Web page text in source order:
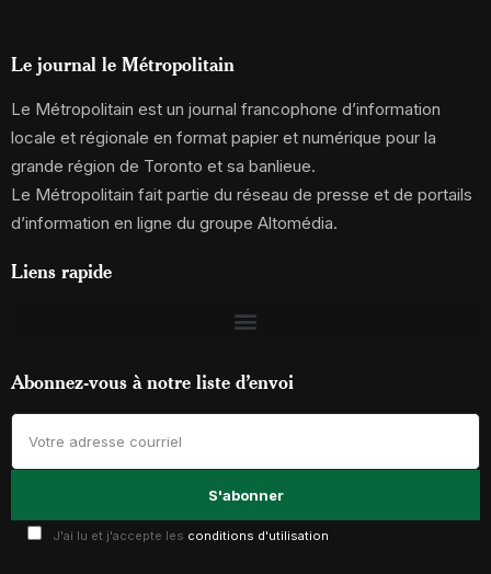
Le journal le Métropolitain
Le Métropolitain est un journal francophone d’information
locale et régionale en format papier et numérique pour la
grande région de Toronto et sa banlieue.
Le Métropolitain fait partie du réseau de presse et de portails
d’information en ligne du groupe Altomédia.
Liens rapide
Abonnez-vous à notre liste d’envoi
J'ai lu et j'accepte les conditions d'utilisation